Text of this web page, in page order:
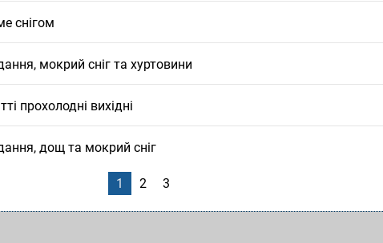
снігом
мокрий сніг та хуртовини
прохолодні вихідні
дощ та мокрий сніг
1 2 3